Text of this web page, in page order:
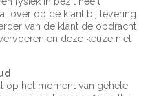
over op de klant bij levering
van de klant de opdracht
en deze keuze niet
op het moment van gehele